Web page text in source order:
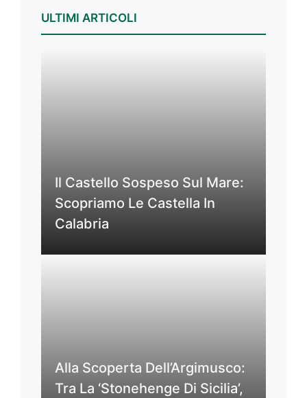
ULTIMI ARTICOLI
Il Castello Sospeso Sul Mare:
Scopriamo Le Castella In
Calabria
Alla Scoperta Dell’Argimusco:
Tra La ‘Stonehenge Di Sicilia’,